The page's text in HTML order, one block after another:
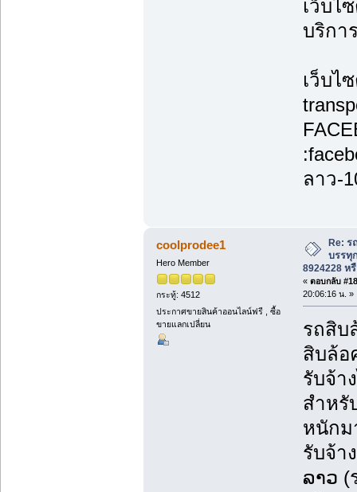
เว็บไ
บริกา
เว็บไ
ลาว-
coolprodee1
Hero Member
กระทู้: 4512
ประกาศขายสินค้าออนไลน์ฟรี , ซื้อ
ขายแลกเปลี่ยน
Re: ร
บรรทุ
8924228 ห
« ตอบกลับ
20:06:16 น. »
รถสิบ
สิบล้อ
รับจ้า
สำหรั
หนักม
รับจ้า
ລາວ (